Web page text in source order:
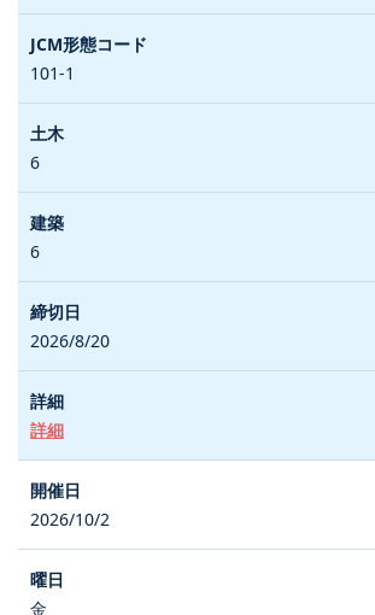
101-1
6
6
2026/8/20
詳細
2026/10/2
金